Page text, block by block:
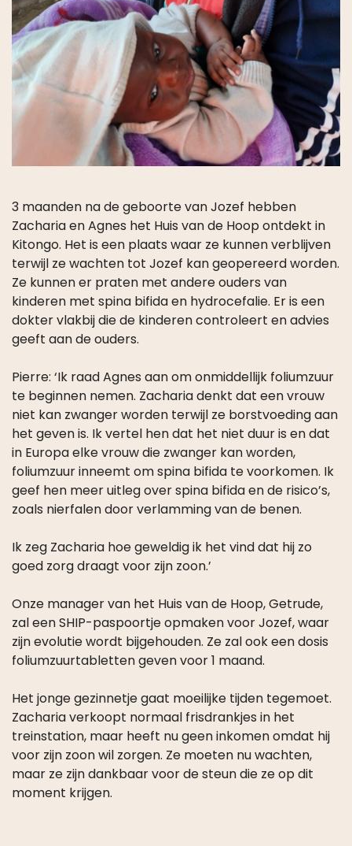
3 maanden na de geboorte van Jozef hebben
Zacharia en Agnes het Huis van de Hoop ontdekt in
Kitongo. Het is een plaats waar ze kunnen verblijven
terwijl ze wachten tot Jozef kan geopereerd worden.
Ze kunnen er praten met andere ouders van
kinderen met spina bifida en hydrocefalie. Er is een
dokter vlakbij die de kinderen controleert en advies
geeft aan de ouders.
Pierre: ‘Ik raad Agnes aan om onmiddellijk foliumzuur
te beginnen nemen. Zacharia denkt dat een vrouw
niet kan zwanger worden terwijl ze borstvoeding aan
het geven is. Ik vertel hen dat het niet duur is en dat
in Europa elke vrouw die zwanger kan worden,
foliumzuur inneemt om spina bifida te voorkomen. Ik
geef hen meer uitleg over spina bifida en de risico’s,
zoals nierfalen door verlamming van de benen.
Ik zeg Zacharia hoe geweldig ik het vind dat hij zo
goed zorg draagt voor zijn zoon.’
Onze manager van het Huis van de Hoop, Getrude,
zal een SHIP-paspoortje opmaken voor Jozef, waar
zijn evolutie wordt bijgehouden. Ze zal ook een dosis
foliumzuurtabletten geven voor 1 maand.
Het jonge gezinnetje gaat moeilijke tijden tegemoet.
Zacharia verkoopt normaal frisdrankjes in het
treinstation, maar heeft nu geen inkomen omdat hij
voor zijn zoon wil zorgen. Ze moeten nu wachten,
maar ze zijn dankbaar voor de steun die ze op dit
moment krijgen.